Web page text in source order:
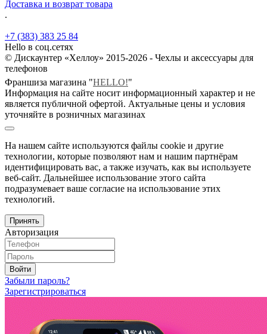
Доставка и возврат товара
.
+7 (383) 383 25 84
Hello в соц.сетях
© Дискаунтер «Хеллоу» 2015-2026 - Чехлы и аксессуары для
телефонов
Франшиза магазина "HELLO!"
Информация на сайте носит информационный характер и не
является публичной офертой. Актуальные цены и условия
уточняйте в розничных магазинах
На нашем сайте используются файлы cookie и другие
технологии, которые позволяют нам и нашим партнёрам
идентифицировать вас, а также изучать, как вы используете
веб-сайт. Дальнейшее использование этого сайта
подразумевает ваше согласие на использование этих
технологий.
Принять
Авторизация
Войти
Забыли пароль?
Зарегистрироваться